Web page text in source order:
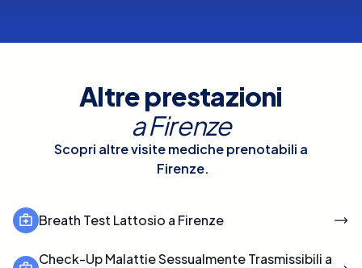
Altre prestazioni
aFirenze
Scopri altre visite mediche prenotabili a
Firenze.
Breath Test Lattosio a Firenze
Check-Up Malattie Sessualmente Trasmissibili a